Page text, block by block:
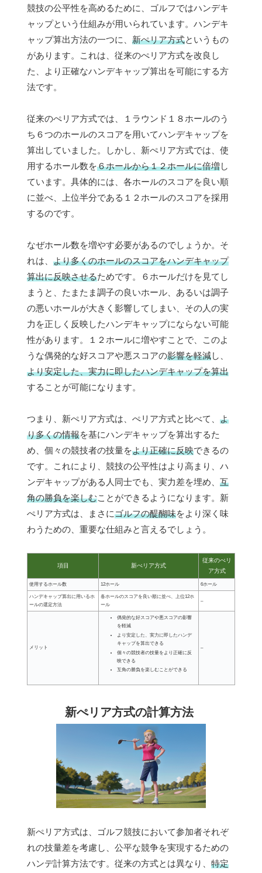
競技の公平性を高めるために、ゴルフではハンデキ
ャップという仕組みが用いられています。ハンデキ
ャップ算出方法の一つに、 新ぺリア方式というもの
があります。これは、従来のぺリア方式を改良し
た、より正確なハンデキャップ算出を可能にする方
法です。
従来のぺリア方式では、１ラウンド１８ホールのう
ち６つのホールのスコアを用いてハンデキャップを
算出していました。しかし、新ぺリア方式では、使
用するホール数を６ホールから１２ホールに倍増し
ています。具体的には、各ホールのスコアを良い順
に並べ、上位半分である１２ホールのスコアを採用
するのです。
なぜホール数を増やす必要があるのでしょうか。そ
れは、 より多くのホールのスコアをハンデキャップ
算出に反映させるためです。６ホールだけを見てし
まうと、たまたま調子の良いホール、あるいは調子
の悪いホールが大きく影響してしまい、その人の実
力を正しく反映したハンデキャップにならない可能
性があります。１２ホールに増やすことで、このよ
うな偶発的な好スコアや悪スコアの影響を軽減し、
より安定した、実力に即したハンデキャップを算出
することが可能になります。
つまり、新ぺリア方式は、ぺリア方式と比べて、 よ
り多くの情報を基にハンデキャップを算出するた
め、個々の競技者の技量をより正確に反映できるの
です。これにより、競技の公平性はより高まり、ハ
ンデキャップがある人同士でも、実力差を埋め、 互
角の勝負を楽しむことができるようになります。新
ぺリア方式は、まさにゴルフの醍醐味をより深く味
わうための、重要な仕組みと言えるでしょう。
項目 新ぺリア方式
従来のぺリ
ア方式
使用するホール数 12ホール 6ホール
ハンデキャップ算出に用いるホ
ールの選定方法
各ホールのスコアを良い順に並べ、上位12ホ
ール
–
メリット
偶発的な好スコアや悪スコアの影響
を軽減
より安定した、実力に即したハンデ
キャップを算出できる
個々の競技者の技量を より正確に反
映できる
互角の勝負を楽しむことができる
–
新ぺリア方式の計算方法
新ぺリア方式は、ゴルフ競技において参加者それぞ
れの技量差を考慮し、公平な競争を実現するための
ハンデ計算方法です。従来の方式とは異なり、 特定